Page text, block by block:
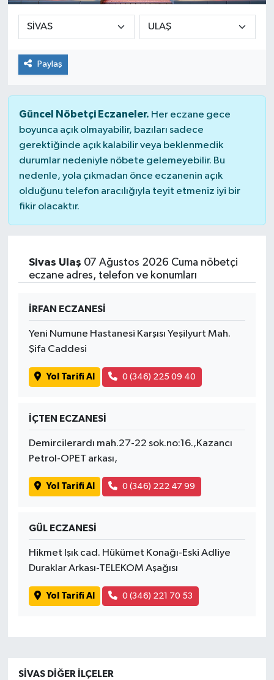
Paylaş
Güncel Nöbetçi Eczaneler. Her eczane gece
boyunca açık olmayabilir, bazıları sadece
gerektiğinde açık kalabilir veya beklenmedik
durumlar nedeniyle nöbete gelemeyebilir. Bu
nedenle, yola çıkmadan önce eczanenin açık
olduğunu telefon aracılığıyla teyit etmeniz iyi bir
fikir olacaktır.
Sivas Ulaş 07 Ağustos 2026 Cuma nöbetçi
eczane adres, telefon ve konumları
İRFAN ECZANESİ
Yeni Numune Hastanesi Karşısı Yeşilyurt Mah.
Şifa Caddesi
Yol Tarifi Al 0 (346) 225 09 40
İÇTEN ECZANESİ
Demircilerardı mah.27-22 sok.no:16.,Kazancı
Petrol-OPET arkası,
Yol Tarifi Al 0 (346) 222 47 99
GÜL ECZANESİ
Hikmet Işık cad. Hükümet Konağı-Eski Adliye
Duraklar Arkası-TELEKOM Aşağısı
Yol Tarifi Al 0 (346) 221 70 53
SIVAS DIĞER İLÇELER